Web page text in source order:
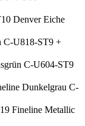
Denver Eiche
C-U818-ST9 +
C-U604-ST9
Dunkelgrau C-
Fineline Metallic